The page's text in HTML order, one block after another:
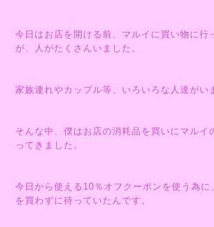
今日はお店を開ける前、マルイに買い物に行
が、人がたくさんいました。
家族連れやカップル等、いろいろな人達がい
そんな中、僕はお店の消耗品を買いにマルイ
ってきました。
今日から使える10％オフクーポンを使う為に
を買わずに待っていたんです。